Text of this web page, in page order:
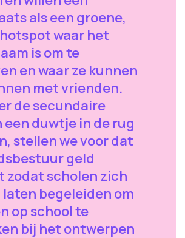
als een groene,
waar het
is om te
en waar ze kunnen
met vrienden.
de secundaire
een duwtje in de rug
stellen we voor dat
geld
zodat scholen zich
begeleiden om
op school te
bij het ontwerpen